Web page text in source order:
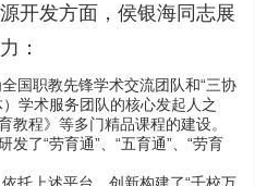
开发方面，侯银海同志展
：
国职教先锋学术交流团队和“三协
学术服务团队的核心发起人之
教程》等多门精品课程的建设。
了“劳育通”、“五育通”、“劳育